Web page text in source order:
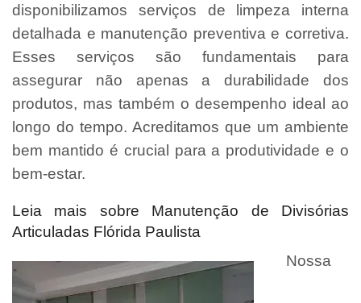
disponibilizamos serviços de limpeza interna
detalhada e manutenção preventiva e corretiva.
Esses serviços são fundamentais para
assegurar não apenas a durabilidade dos
produtos, mas também o desempenho ideal ao
longo do tempo. Acreditamos que um ambiente
bem mantido é crucial para a produtividade e o
bem-estar.
Leia mais sobre Manutenção de Divisórias
Articuladas Flórida Paulista
Nossa